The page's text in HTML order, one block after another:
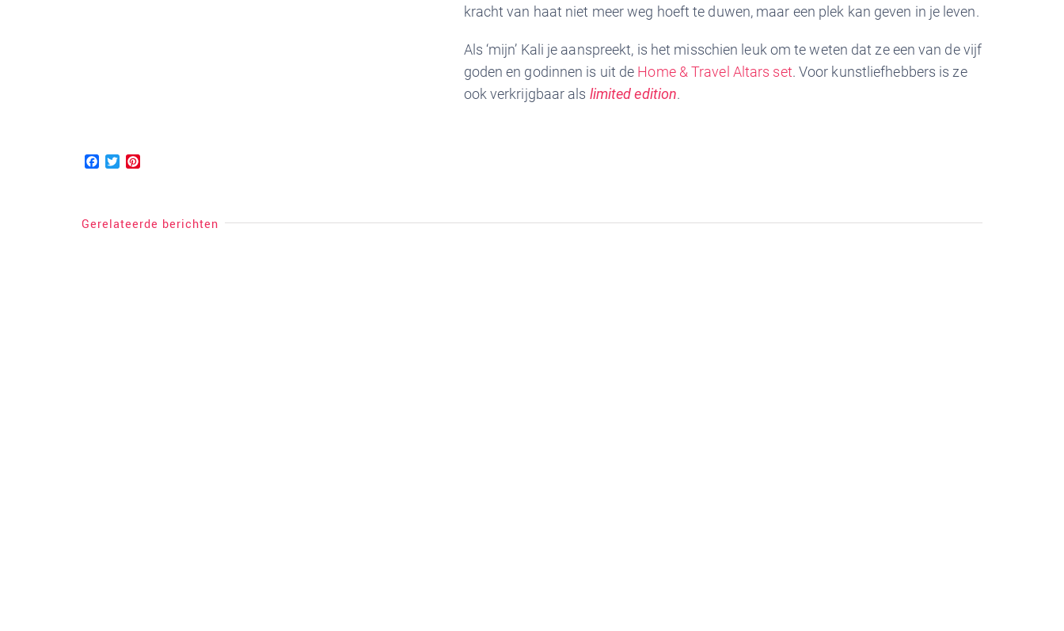
kracht van haat niet meer weg hoeft te duwen, maar een plek kan geven in je leven.
Als ‘mijn’ Kali je aanspreekt, is het misschien leuk om te weten dat ze een van de vijf
goden en godinnen is uit de Home & Travel Altars set. Voor kunstliefhebbers is ze
ook verkrijgbaar als limited edition.
Gerelateerde berichten